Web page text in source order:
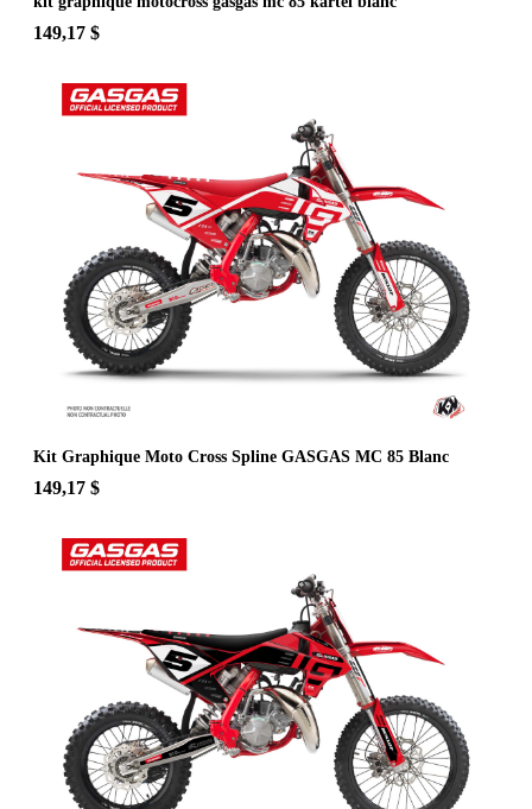
149,17 $
Kit Graphique Moto Cross Spline GASGAS MC 85 Blanc
149,17 $